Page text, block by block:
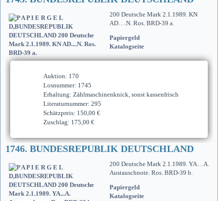
200 Deutsche Mark 2.1.1989. KN
AD….N. Ros. BRD-39 a.
Papiergeld
Katalogseite
Auktion: 170
Losnummer: 1745
Erhaltung: Zählmaschinenknick, sonst kassenfrisch
Literaturnummer: 295
Schätzpreis: 150,00 €
Zuschlag: 175,00 €
1746. BUNDESREPUBLIK DEUTSCHLAND
200 Deutsche Mark 2.1.1989. YA…A.
Austauschnote. Ros. BRD-39 b.
Papiergeld
Katalogseite